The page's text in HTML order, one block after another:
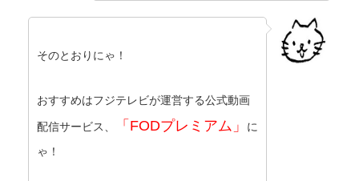
そのとおりにゃ！
おすすめはフジテレビが運営する公式動画
配信サービス、 「FODプレミアム」
に
ゃ！